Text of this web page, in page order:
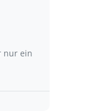
nur ein